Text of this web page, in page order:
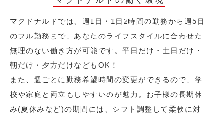
マクドナルドでは、週1日・1日2時間の勤務から週5日
のフル勤務まで、あなたのライフスタイルに合わせた
無理のない働き方が可能です。平日だけ・土日だけ・
朝だけ・夕方だけなどもOK！
また、週ごとに勤務希望時間の変更ができるので、学
校や家庭と両立もしやすいのが魅力。お子様の長期休
み(夏休みなど)の期間には、シフト調整して柔軟に対